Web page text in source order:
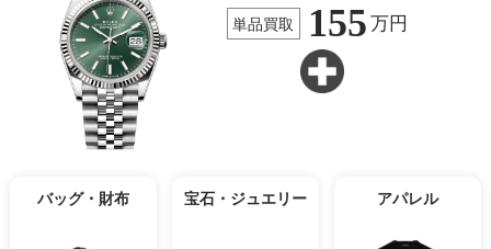
単品買取 155 万円
バッグ・財布 宝石・ジュエリー アパレル